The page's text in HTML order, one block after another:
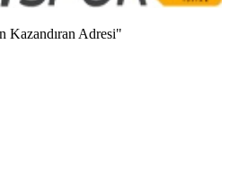
Kazandıran Adresi"